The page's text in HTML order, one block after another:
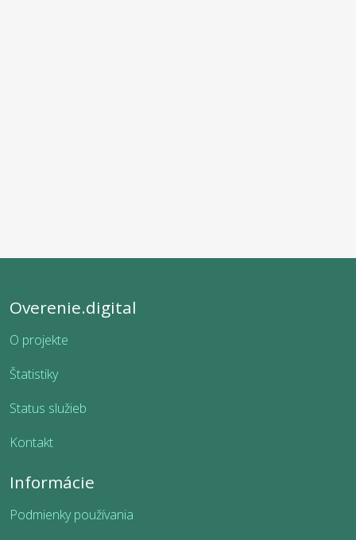
Overenie.digital
O projekte
Štatistiky
Status služieb
Kontakt
Informácie
Podmienky používania